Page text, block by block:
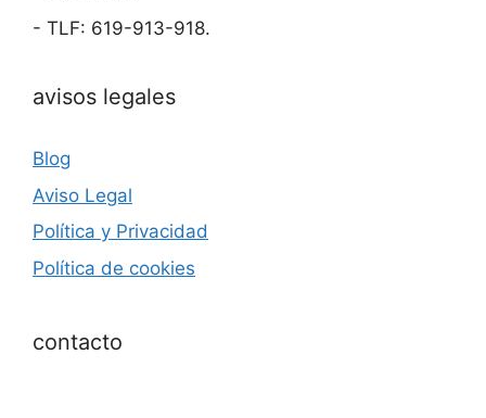
- TLF: 619-913-918.
avisos legales
Blog
Aviso Legal
Política y Privacidad
Política de cookies
contacto